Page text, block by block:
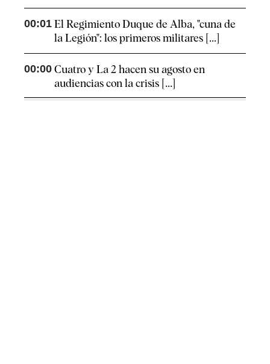
00:01 El Regimiento Duque de Alba, "cuna de
la Legión": los primeros militares [...]
00:00 Cuatro y La 2 hacen su agosto en
audiencias con la crisis [...]